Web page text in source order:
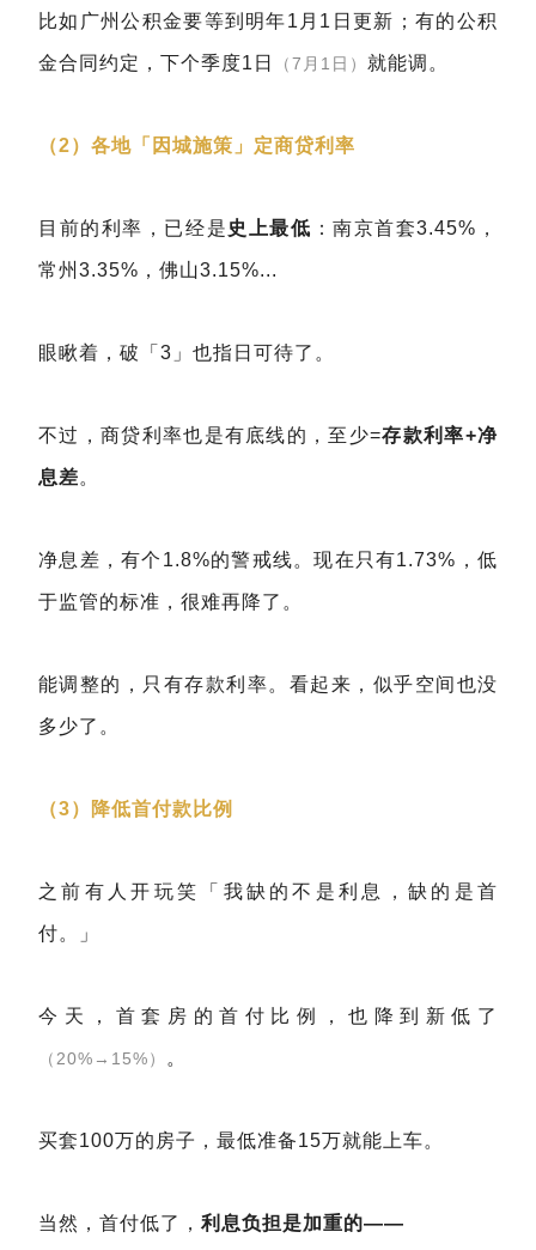
比如广州公积金要等到明年1月1日更新；有的公积
金合同约定，下个季度1日 （7月1日） 就能调。
（2）各地「因城施策」定商贷利率
目前的利率，已经是 史上最低 ：南京首套3.45%，
常州3.35%，佛山3.15%...
眼瞅着，破「3」也指日可待了。
不过，商贷利率也是有底线的，至少=存款利率+净
息差。
净息差，有个1.8%的警戒线。现在只有1.73%，低
于监管的标准，很难再降了。
能调整的，只有存款利率。看起来，似乎空间也没
多少了。
（3）降低首付款比例
之前有人开玩笑「我缺的不是利息，缺的是首
付。」
今天，首套房的首付比例，也降到新低了
（20%→15%） 。
买套100万的房子，最低准备15万就能上车。
当然，首付低了， 利息负担是加重的——